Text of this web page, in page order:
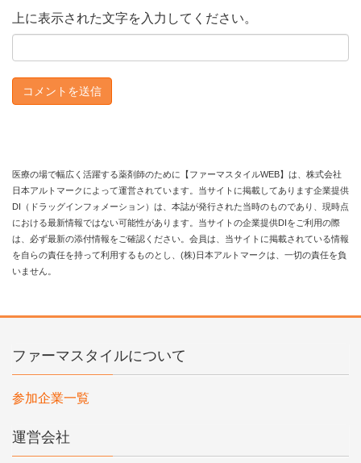
上に表示された文字を入力してください。
医療の場で幅広く活躍する薬剤師のために【ファーマスタイルWEB】は、株式会社
日本アルトマークによって運営されています。当サイトに掲載してあります企業提供
DI（ドラッグインフォメーション）は、本誌が発行された当時のものであり、現時点
における最新情報ではない可能性があります。当サイトの企業提供DIをご利用の際
は、必ず最新の添付情報をご確認ください。会員は、当サイトに掲載されている情報
を自らの責任を持って利用するものとし、(株)日本アルトマークは、一切の責任を負
いません。
ファーマスタイルについて
参加企業一覧
運営会社